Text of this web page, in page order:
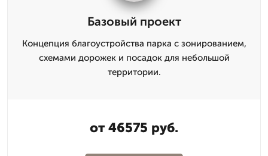
Базовый проект
Концепция благоустройства парка с зонированием,
схемами дорожек и посадок для небольшой
территории.
от 46575 руб.